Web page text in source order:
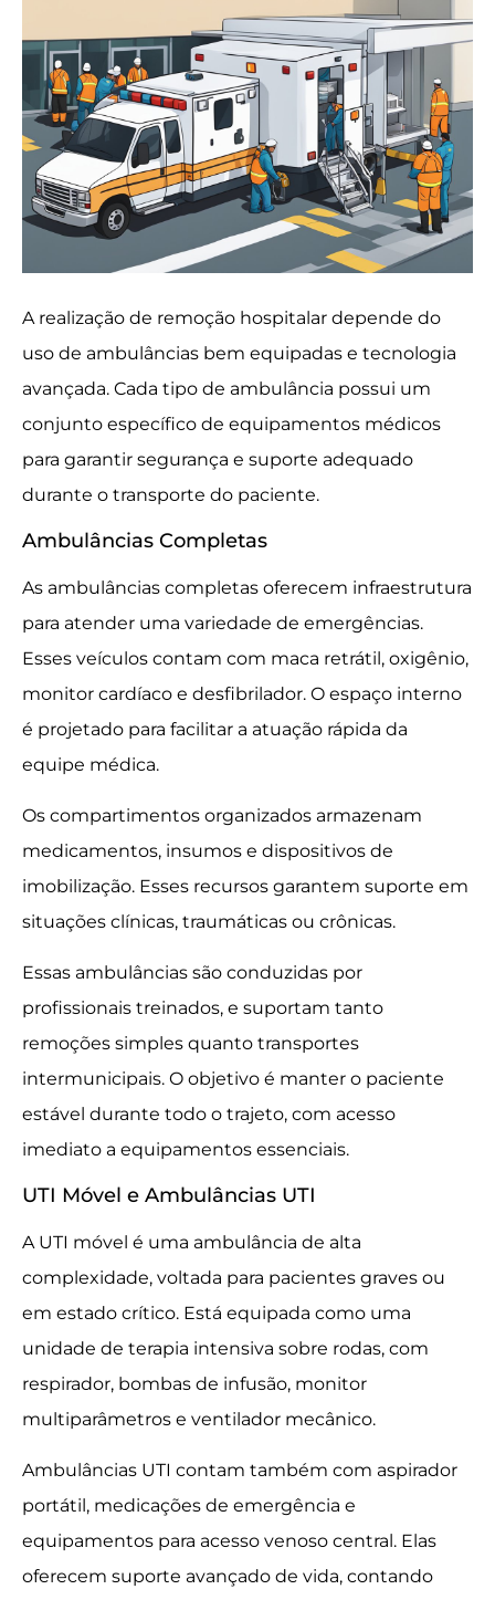
A realização de remoção hospitalar depende do
uso de ambulâncias bem equipadas e tecnologia
avançada. Cada tipo de ambulância possui um
conjunto específico de equipamentos médicos
para garantir segurança e suporte adequado
durante o transporte do paciente.
Ambulâncias Completas
As ambulâncias completas oferecem infraestrutura
para atender uma variedade de emergências.
Esses veículos contam com maca retrátil, oxigênio,
monitor cardíaco e desfibrilador. O espaço interno
é projetado para facilitar a atuação rápida da
equipe médica.
Os compartimentos organizados armazenam
medicamentos, insumos e dispositivos de
imobilização. Esses recursos garantem suporte em
situações clínicas, traumáticas ou crônicas.
Essas ambulâncias são conduzidas por
profissionais treinados, e suportam tanto
remoções simples quanto transportes
intermunicipais. O objetivo é manter o paciente
estável durante todo o trajeto, com acesso
imediato a equipamentos essenciais.
UTI Móvel e Ambulâncias UTI
A UTI móvel é uma ambulância de alta
complexidade, voltada para pacientes graves ou
em estado crítico. Está equipada como uma
unidade de terapia intensiva sobre rodas, com
respirador, bombas de infusão, monitor
multiparâmetros e ventilador mecânico.
Ambulâncias UTI contam também com aspirador
portátil, medicações de emergência e
equipamentos para acesso venoso central. Elas
oferecem suporte avançado de vida, contando